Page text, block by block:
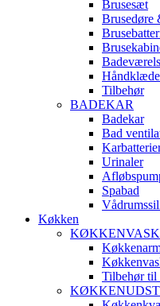
Brusesæt
Brusedøre
Tilbehør
BADEKAR
Badekar
Bad
Urinaler
Spabad
Køkken
KØKKENVASK
Tilbehør til